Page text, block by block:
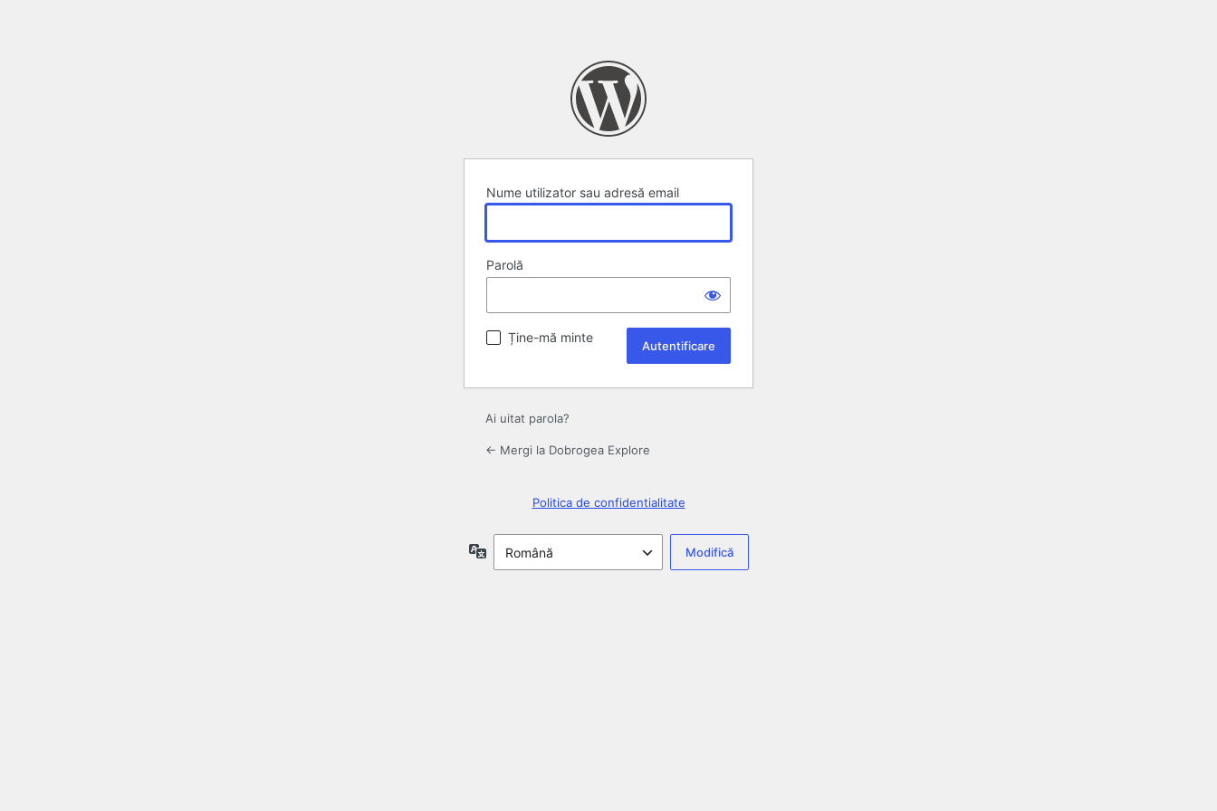
Nume utilizator sau adresă email
Parolă
Ține-mă minte
Ai uitat parola?
← Mergi la Dobrogea Explore
Politica de confidentialitate
Limbă